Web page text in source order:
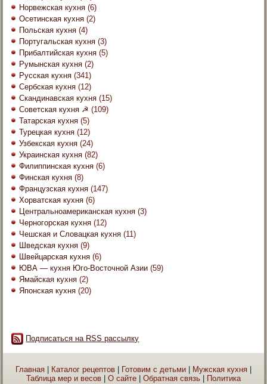
Норвежская кухня (6)
Осетинская кухня (2)
Польская кухня (4)
Португальская кухня (3)
Прибалтийская кухня (5)
Румынская кухня (2)
Русская кухня (341)
Сербская кухня (12)
Скандинавская кухня (15)
Советская кухня ☭ (109)
Татарская кухня (5)
Турецкая кухня (12)
Узбекская кухня (24)
Украинская кухня (82)
Филиппинская кухня (6)
Финская кухня (8)
Французская кухня (147)
Хорватская кухня (6)
Центральноамериканская кухня (3)
Черногорская кухня (12)
Чешская и Словацкая кухня (11)
Шведская кухня (9)
Швейцарская кухня (6)
ЮВА — кухня Юго-Восточной Азии (59)
Ямайская кухня (2)
Японская кухня (20)
Подписаться на RSS рассылку
Главная Каталог рецептов Готовим с детьми Мужская кухня
Таблица мер и весов
О сайте Обратная связь
Политика